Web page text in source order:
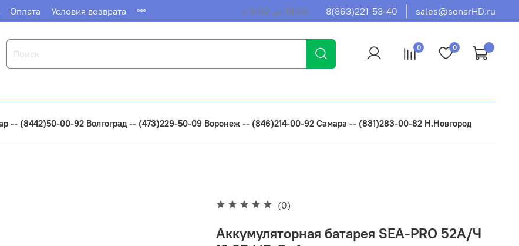
Оплата Условия возврата с 9:00 до 19:00 8(863)221-53-40 sales@sonarHD.ru
0 0
-- (8442)50-00-92 Волгоград -- (473)229-50-09 Воронеж -- (846)214-00-92 Самара -- (831)283-00-82 Н.Новгород
(0)
Аккумуляторная батарея SEA-PRO 52А/Ч